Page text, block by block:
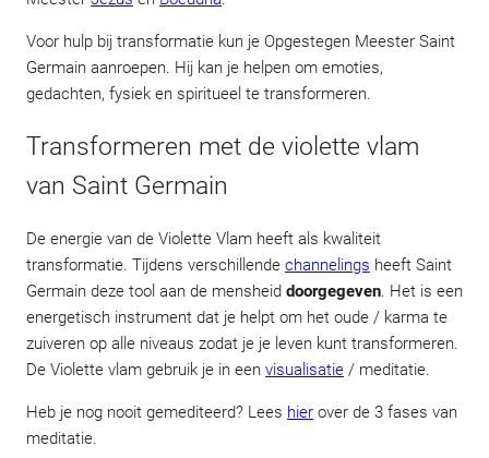
Voor hulp bij transformatie kun je Opgestegen Meester Saint
Germain aanroepen. Hij kan je helpen om emoties,
gedachten, fysiek en spiritueel te transformeren.
Transformeren met de violette vlam
van Saint Germain
De energie van de Violette Vlam heeft als kwaliteit
transformatie. Tijdens verschillende channelings heeft Saint
Germain deze tool aan de mensheid doorgegeven. Het is een
energetisch instrument dat je helpt om het oude / karma te
zuiveren op alle niveaus zodat je je leven kunt transformeren.
De Violette vlam gebruik je in een visualisatie / meditatie.
Heb je nog nooit gemediteerd? Lees hier over de 3 fases van
meditatie.